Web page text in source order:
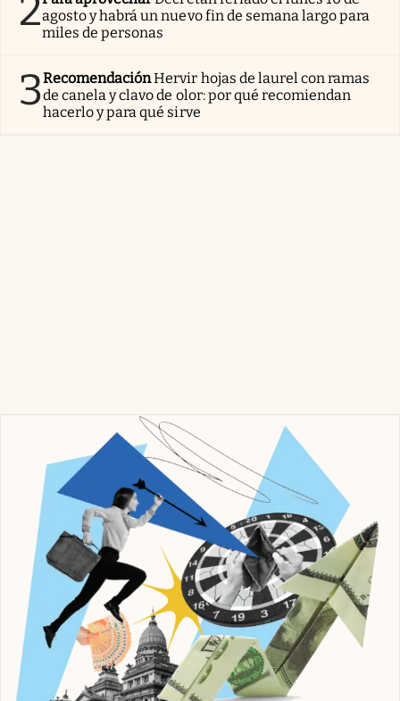
2agosto y habrá un nuevo fin de semana largo para
miles de personas
3RecomendaciónHervir hojas de laurel con ramas
de canela y clavo de olor: por qué recomiendan
hacerlo y para qué sirve